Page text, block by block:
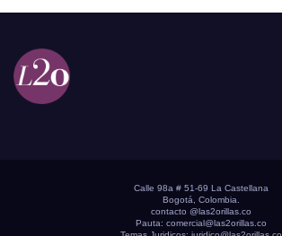
Calle 98a # 51-69 La Castellana
Bogotá, Colombia.
contacto @las2orillas.co
Pauta: comercial@las2orillas.co